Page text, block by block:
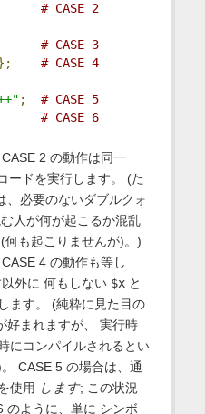
# CASE 2
# CASE 3
# CASE 4
;
# CASE 5
# CASE 6
2 の動作は同一
ードを実行します。 (た
、必要のないダブルクォ
人が何が起こるか混乱
何も起こりませんが)。)
4 の動作も等し
外に 何もしない $xと
ます。 (純粋に見た目の
好まれますが、 実行時
にコンパイルされるとい
CASE 5 の場合は、通
使用 します; この状況
のように、単に シンボ